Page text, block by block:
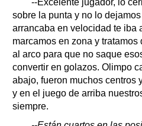
--Excelente jugador, lo
sobre la punta y no lo
arrancaba en velocidad te iba
marcamos en zona y
al arco para que no saque
convertir en golazos. Olimpo
abajo, fueron muchos centros
y en el juego de arriba
siempre.